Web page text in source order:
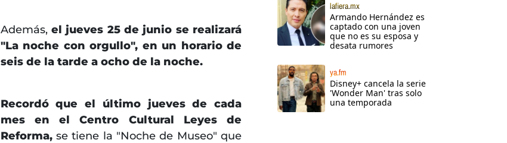
Además,el jueves 25 de junio se realizará
"La noche con orgullo", en un horario de
seis de la tarde a ocho de la noche.
Recordó que el último jueves de cada
mes en el Centro Cultural Leyes de
Reforma,se tiene la "Noche de Museo" que
lafiera.mx
Armando Hernández es
captado con una joven
que no es su esposa y
desata rumores
ya.fm
Disney+ cancela la serie
'Wonder Man' tras solo
una temporada